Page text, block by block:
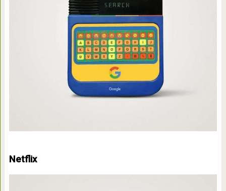
Netflix